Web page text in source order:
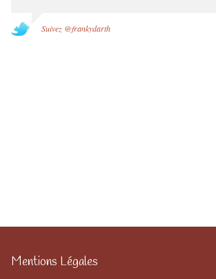
Suivez @frankydarth
Mentions Légales